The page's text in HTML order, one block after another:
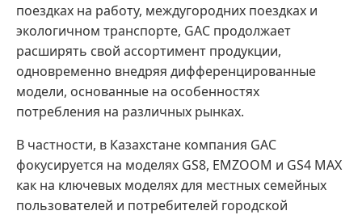
поездках на работу, междугородних поездках и
экологичном транспорте, GAC продолжает
расширять свой ассортимент продукции,
одновременно внедряя дифференцированные
модели, основанные на особенностях
потребления на различных рынках.
В частности, в Казахстане компания GAC
фокусируется на моделях GS8, EMZOOM и GS4 MAX
как на ключевых моделях для местных семейных
пользователей и потребителей городской